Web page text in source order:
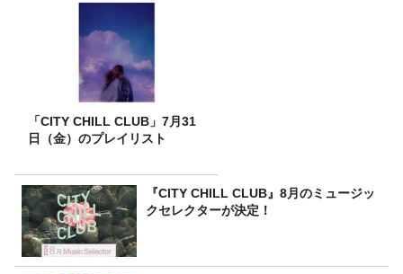
「CITY CHILL CLUB」7月31
日（金）のプレイリスト
『CITY CHILL CLUB』8月のミュージッ
クセレクターが決定！